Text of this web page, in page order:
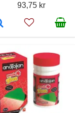
93,75 kr